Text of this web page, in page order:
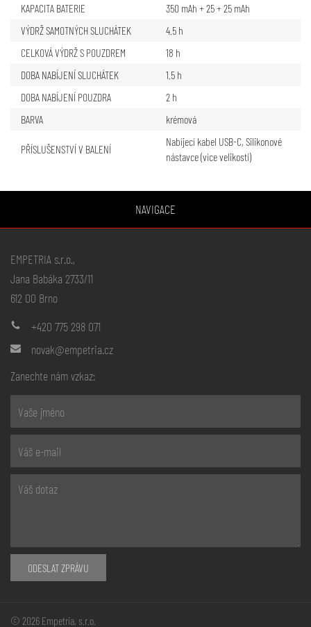
KAPACITA BATERIE
350 mAh + 25 + 25 mAh
VÝDRŽ SAMOTNÝCH SLUCHÁTEK
4.5 h
CELKOVÁ VÝDRŽ S POUZDREM
18 h
DOBA NABÍJENÍ SLUCHÁTEK
1.5 h
DOBA NABÍJENÍ POUZDRA
2 h
BARVA
krémová
PŘÍSLUŠENSTVÍ V BALENÍ
Nabíjecí kabel USB-C, Silikonové
nástavce (více velikostí)
NAVIGACE
EMPETRIA s.r.o.,
Jana Babáka 2733/11
612 00 Brno
+420 775 298 071
novak@empetria.cz
Zanechte nám vzkaz:
ODESLAT ZPRÁVU
© 2026 Empetria, s.r.o.